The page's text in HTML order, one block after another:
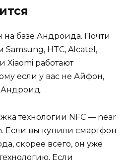
на базе Андроида. Почти
HTC, Alcatel,
Xiaomi работают
если у вас не Айфон,
Андроид.
технологии NFC — near
Если вы купили смартфон
скорее всего, он уже
Если